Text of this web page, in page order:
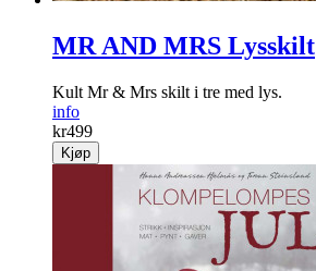
MR AND MRS Lysskilt
Kult Mr & Mrs skilt i tre med lys.
info
kr499
Kjøp